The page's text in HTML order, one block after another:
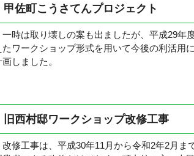
甲佐町こうさてんプロジェクト
時は取り壊しの案も出ましたが、平成29年
たワークショップ形式を用いて今後の利活用
画しました。
旧西村邸ワークショップ改修工事
修工事は、平成30年11月から令和2年2月ま